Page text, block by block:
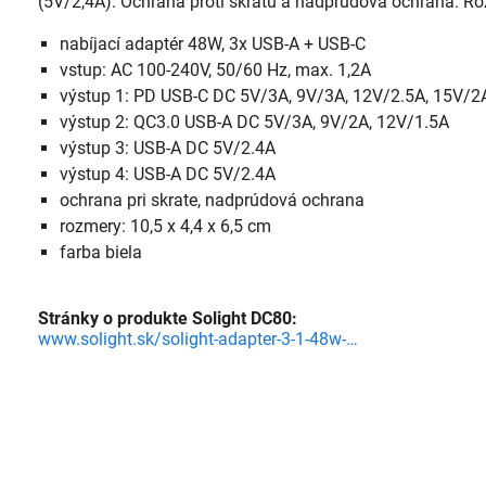
nabíjací adaptér 48W, 3x USB-A + USB-C
vstup: AC 100-240V, 50/60 Hz, max. 1,2A
výstup 1: PD USB-C DC 5V/3A, 9V/3A, 12V/2.5A, 15V/
výstup 2: QC3.0 USB-A DC 5V/3A, 9V/2A, 12V/1.5A
výstup 3: USB-A DC 5V/2.4A
výstup 4: USB-A DC 5V/2.4A
ochrana pri skrate, nadprúdová ochrana
rozmery: 10,5 x 4,4 x 6,5 cm
farba biela
Stránky o produkte Solight DC80:
www.solight.sk/solight-adapter-3-1-48w-qc3-0-pd-3x-usb-a-1x-usb-c-detail-3I3L000201.aspx